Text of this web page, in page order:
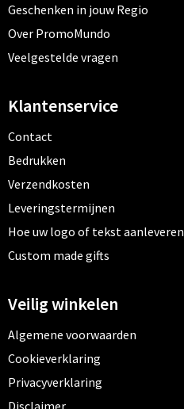
Geschenken in jouw Regio
Over PromoMundo
Veelgestelde vragen
Klantenservice
Contact
Bedrukken
Verzendkosten
Leveringstermijnen
Hoe uw logo of tekst aanleveren
Custom made gifts
Veilig winkelen
Algemene voorwaarden
Cookieverklaring
Privacyverklaring
Disclaimer